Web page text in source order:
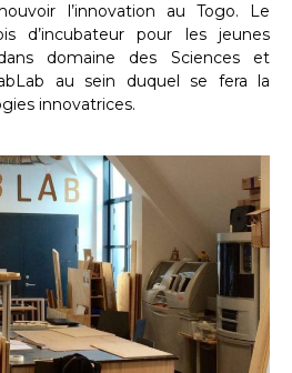
l’innovation au Togo. Le
d’incubateur pour les jeunes
domaine des Sciences et
au sein duquel se fera la
innovatrices.